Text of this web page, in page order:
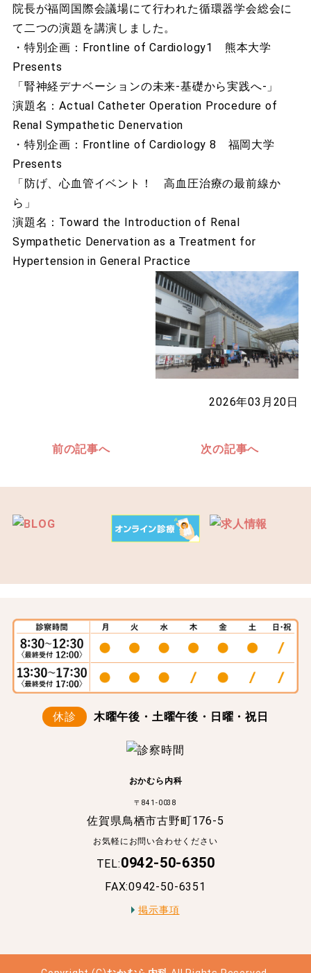
院長が福岡国際会議場にて行われた循環器学会総会に
て二つの演題を講演しました。
・特別企画：Frontline of Cardiology1 熊本大学
Presents
「腎神経デナベーションの未来-基礎から実践へ-」
演題名：Actual Catheter Operation Procedure of
Renal Sympathetic Denervation
・特別企画：Frontline of Cardiology 8 福岡大学
Presents
「防げ、心血管イベント！ 高血圧治療の最前線か
ら」
演題名：Toward the Introduction of Renal
Sympathetic Denervation as a Treatment for
Hypertension in General Practice
2026年03月20日
前の記事へ 次の記事へ
休診 木曜午後・土曜午後・日曜・祝日
おかむら内科
〒841-0038
佐賀県鳥栖市古野町176-5
お気軽にお問い合わせください
TEL:0942-50-6350
FAX:0942-50-6351
掲示事項